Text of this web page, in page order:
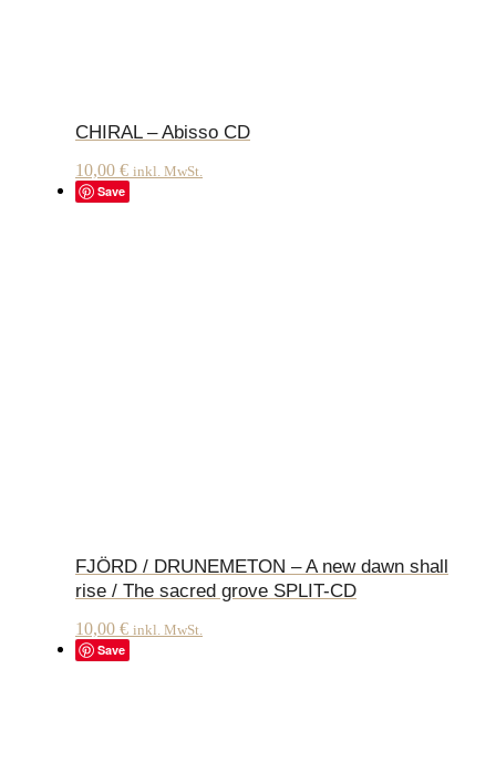
CHIRAL – Abisso CD
10,00 € inkl. MwSt.
Save
FJÖRD / DRUNEMETON – A new dawn shall
rise / The sacred grove SPLIT-CD
10,00 € inkl. MwSt.
Save